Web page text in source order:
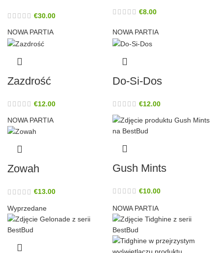
€30.00 €8.00
NOWA PARTIA
Zazdrość
€12.00
NOWA PARTIA
Do-Si-Dos
€12.00
NOWA PARTIA
Zowah
€13.00
Gush Mints
€10.00
Wyprzedane NOWA PARTIA